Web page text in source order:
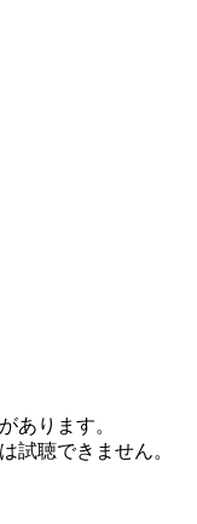
あります。
試聴できません。